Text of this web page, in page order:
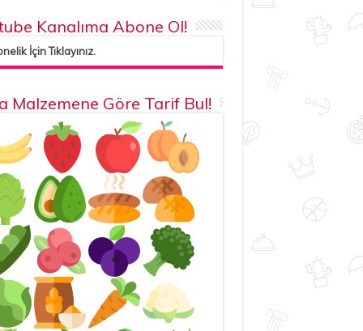
Kanalıma Abone Ol!
İçin Tıklayınız.
Malzemene Göre Tarif Bul!